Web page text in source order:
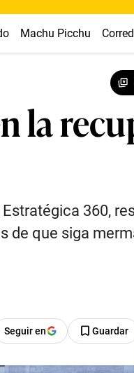
Machu Picchu
la
360,
de que siga
Seguir en Guardar